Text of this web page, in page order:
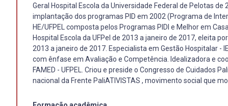
Geral Hospital Escola da Universidade Federal de Pelotas
implantação dos programas PID em 2002 (Programa de
HE/UFPEL composta pelos Programas PIDI e Melhor em
Hospital Escola da UFPel de 2013 a janeiro de 2017, eleita
2013 a janeiro de 2017. Especialista em Gestão Hospitalar -
com ênfase em Avaliação e Competência. Idealizadora e
FAMED - UFPEL. Criou e preside o Congresso de Cuidados
nacional da Frente PaliATIVISTAS , movimento social que